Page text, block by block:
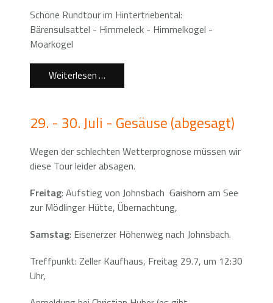
Schöne Rundtour im Hintertriebental:
Bärensulsattel - Himmeleck - Himmelkogel -
Moarkogel
Weiterlesen …
29. - 30. Juli - Gesäuse (abgesagt)
Wegen der schlechten Wetterprognose müssen wir
diese Tour leider absagen.
Freitag: Aufstieg von Johnsbach Gaishornam See
zur Mödlinger Hütte, Übernachtung,
Samstag: Eisenerzer Höhenweg nach Johnsbach.
Treffpunkt: Zeller Kaufhaus, Freitag 29.7, um 12:30
Uhr,